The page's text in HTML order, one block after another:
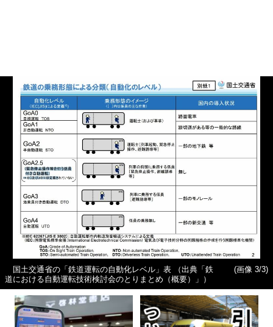
国土交通省の「鉄道運転の自動化レベル」表 （出典「鉄
道における自動運転技術検討会のとりまとめ（概要）」）
(画像 3/3)